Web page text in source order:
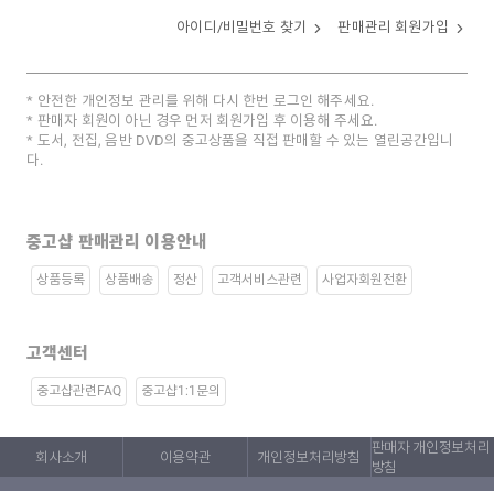
아이디/비밀번호 찾기 판매관리 회원가입
안전한 개인정보 관리를 위해 다시 한번 로그인 해주세요.
판매자 회원이 아닌 경우 먼저 회원가입 후 이용해 주세요.
도서, 전집, 음반 DVD의 중고상품을 직접 판매할 수 있는 열린공간입니
다.
중고샵 판매관리 이용안내
상품등록 상품배송 정산 고객서비스관련 사업자회원전환
고객센터
중고샵관련FAQ 중고샵1:1문의
회사소개 이용약관 개인정보처리방침
판매자 개인정보처리
방침